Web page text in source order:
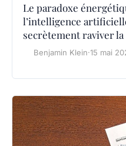
Le paradoxe
l’intelligence
secrètement raviver
Benjamin Klein·15 mai